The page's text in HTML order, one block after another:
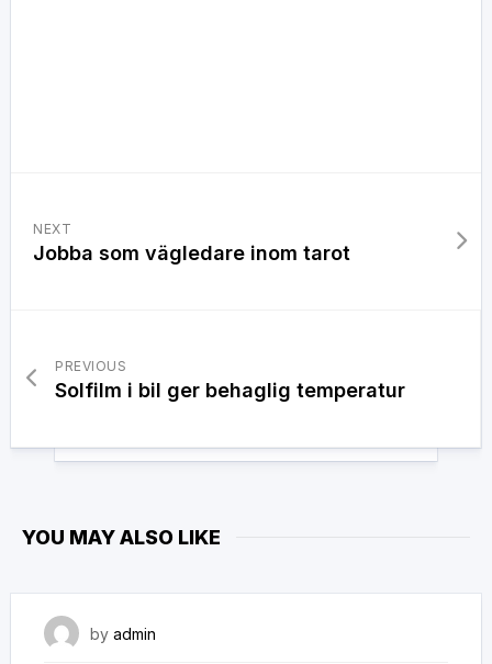
NEXT
Jobba som vägledare inom tarot
PREVIOUS
Solfilm i bil ger behaglig temperatur
YOU MAY ALSO LIKE
by admin